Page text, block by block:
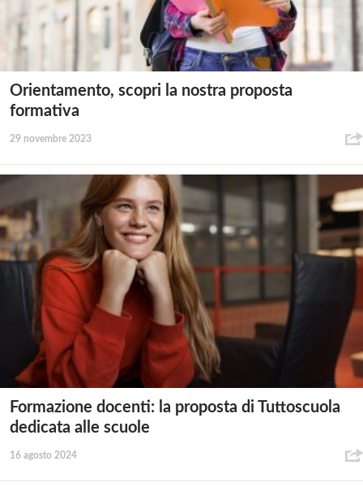
Orientamento, scopri la nostra proposta
formativa
29 novembre 2023
Formazione docenti: la proposta di Tuttoscuola
dedicata alle scuole
16 agosto 2024